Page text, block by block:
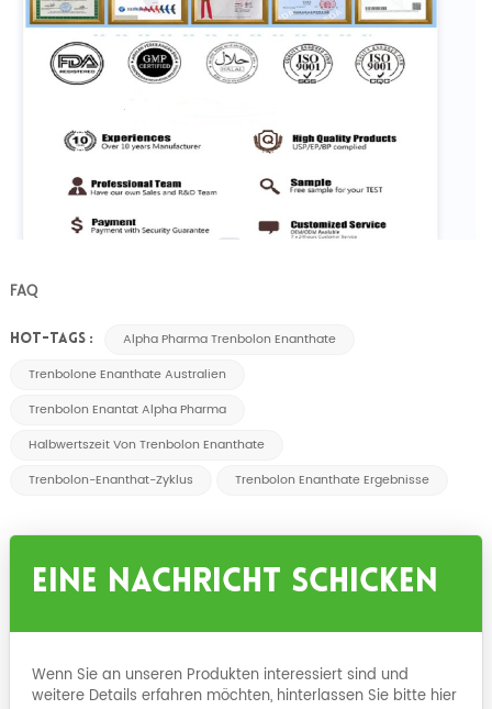
FAQ
HOT-TAGS :
Alpha Pharma Trenbolon Enanthate
Trenbolone Enanthate Australien
Trenbolon Enantat Alpha Pharma
Halbwertszeit Von Trenbolon Enanthate
Trenbolon-Enanthat-Zyklus
Trenbolon Enanthate Ergebnisse
Eine Nachricht Schicken
Wenn Sie an unseren Produkten interessiert sind und
weitere Details erfahren möchten, hinterlassen Sie bitte hier